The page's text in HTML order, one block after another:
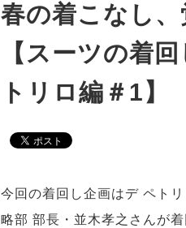
春の着こなし
【スーツの着
トリロ編＃1】
今回の着回し企画はデ ペト
略部 部長・並木孝之さんが